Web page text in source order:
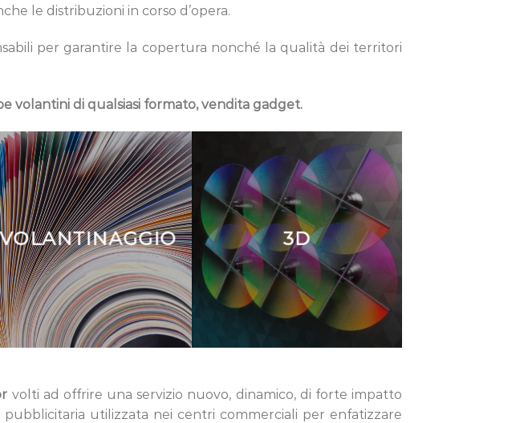
le distribuzioni in corso d’opera.
per garantire la copertura nonché la qualità dei territori
volantini di qualsiasi formato, vendita gadget.
VOLANTINAGGIO 3D
volti ad offrire una servizio nuovo, dinamico, di forte impatto
utilizzata nei centri commerciali per enfatizzare